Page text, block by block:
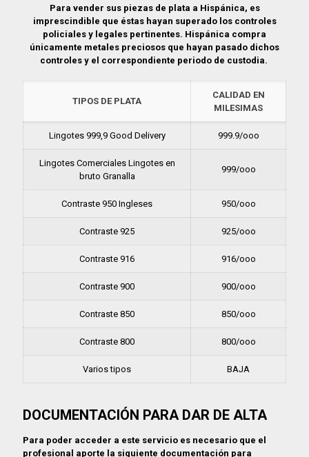
Para vender sus piezas de plata a Hispánica, es
imprescindible que éstas hayan superado los controles
policiales y legales pertinentes. Hispánica compra
únicamente metales preciosos que hayan pasado dichos
controles y el correspondiente periodo de custodia.
TIPOS DE PLATA
CALIDAD EN
MILESIMAS
Lingotes 999,9 Good Delivery 999.9/ooo
Lingotes Comerciales Lingotes en
bruto Granalla
999/ooo
Contraste 950 Ingleses 950/ooo
Contraste 925 925/ooo
Contraste 916 916/ooo
Contraste 900 900/ooo
Contraste 850 850/ooo
Contraste 800 800/ooo
Varios tipos BAJA
DOCUMENTACIÓN PARA DAR DE ALTA
Para poder acceder a este servicio es necesario que el
profesional aporte la siguiente documentación para